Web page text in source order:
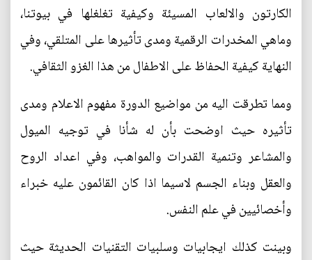
الكارتون والالعاب المسيئة وكيفية تغلغلها في بيوتنا،
وماهي المخدرات الرقمية ومدى تأثيرها على المتلقي، وفي
النهاية كيفية الحفاظ على الاطفال من هذا الغزو الثقافي.
ومما تطرقت اليه من مواضيع الدورة مفهوم الاعلام ومدى
تأثيره حيث اوضحت بأن له شأنا في توجيه الميول
والمشاعر وتنمية القدرات والمواهب، وفي اعداد الروح
والعقل وبناء الجسم لاسيما اذا كان القائمون عليه خبراء
وأخصائيين في علم النفس.
وبينت كذلك ايجابيات وسلبيات التقنيات الحديثة حيث